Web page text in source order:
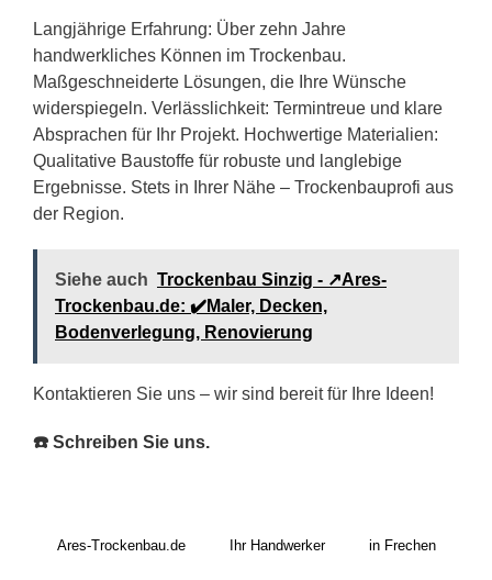
Langjährige Erfahrung: Über zehn Jahre
handwerkliches Können im Trockenbau.
Maßgeschneiderte Lösungen, die Ihre Wünsche
widerspiegeln. Verlässlichkeit: Termintreue und klare
Absprachen für Ihr Projekt. Hochwertige Materialien:
Qualitative Baustoffe für robuste und langlebige
Ergebnisse. Stets in Ihrer Nähe – Trockenbauprofi aus
der Region.
Siehe auch Trockenbau Sinzig - ↗️Ares-
Trockenbau.de: ✔️Maler, Decken,
Bodenverlegung, Renovierung
Kontaktieren Sie uns – wir sind bereit für Ihre Ideen!
☎️ Schreiben Sie uns.
Ares-Trockenbau.de Ihr Handwerker in Frechen